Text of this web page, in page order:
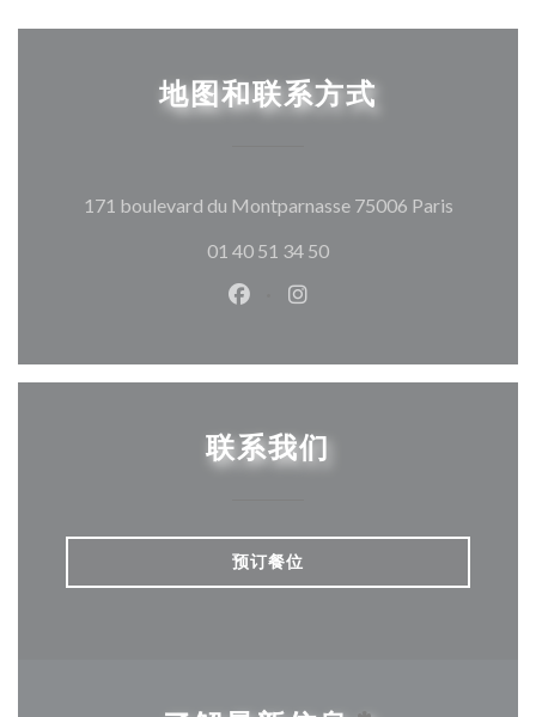
地图和联系方式
171 boulevard du Montparnasse 75006 Paris((在新窗
01 40 51 34 50
Facebook ((在新窗口中打开))
Instagram ((在新窗口中
联系我们
预订餐位